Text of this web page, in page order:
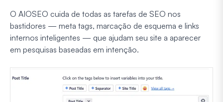
O AIOSEO cuida de todas as tarefas de SEO nos
bastidores — meta tags, marcação de esquema e links
internos inteligentes — que ajudam seu site a aparecer
em pesquisas baseadas em intenção.